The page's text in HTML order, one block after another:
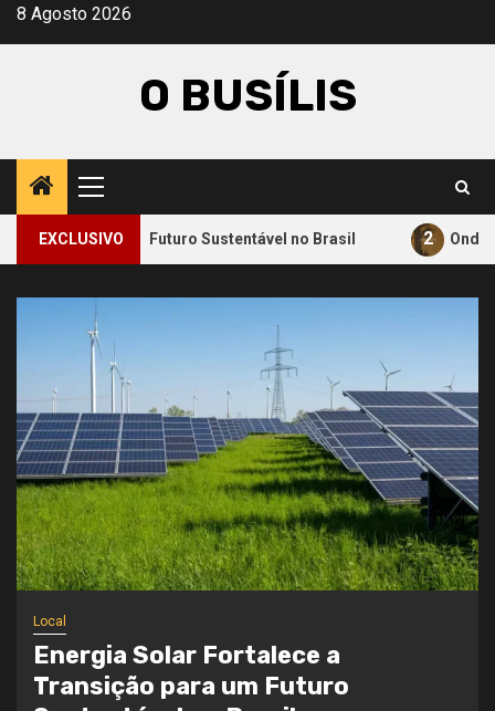
Avançar
8 Agosto 2026
O BUSÍLIS
Menu
principal
EXCLUSIVO
um Futuro Sustentável no Brasil 2 Onde a
Local
Onde a Informação Encontra o Seu
Caminho